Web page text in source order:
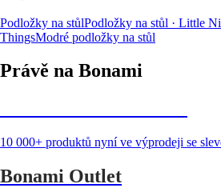
Podložky na stůlPodložky na stůl · Little
ThingsModré podložky na stůl
Právě na Bonami
10 000+ produktů nyní ve výprodeji se
Bonami Outlet